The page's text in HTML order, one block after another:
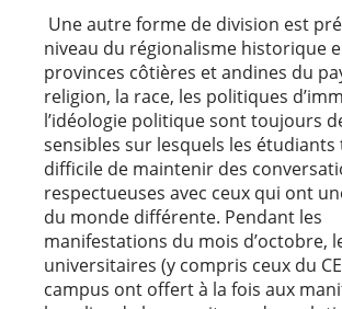
Une autre forme de division est
niveau du régionalisme historique
provinces côtières et andines du
religion, la race, les politiques
l’idéologie politique sont toujours
sensibles sur lesquels les
difficile de maintenir des
respectueuses avec ceux qui ont
du monde différente. Pendant les
manifestations du mois d’octobre,
universitaires (y compris ceux du
campus ont offert à la fois aux